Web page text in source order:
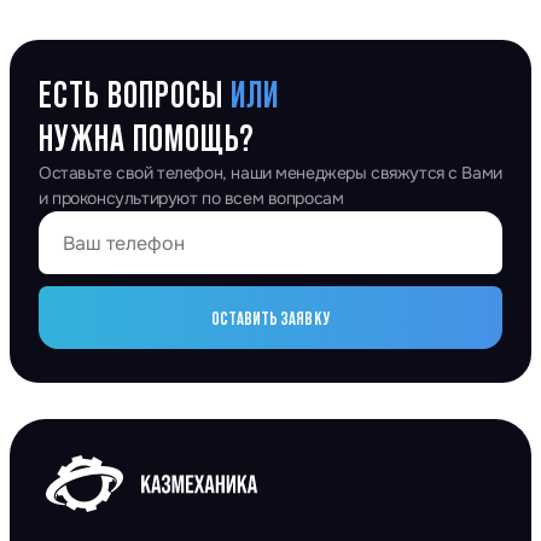
ЕСТЬ ВОПРОСЫ ИЛИ
НУЖНА ПОМОЩЬ?
Оставьте свой телефон, наши менеджеры свяжутся с Вами
и проконсультируют по всем вопросам
ОСТАВИТЬ ЗАЯВКУ